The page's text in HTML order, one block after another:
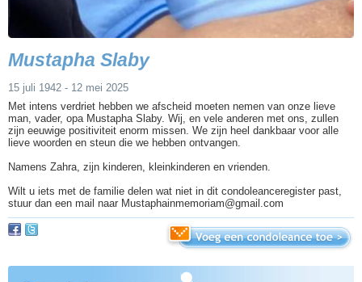
Mustapha Slaby
15 juli 1942 - 12 mei 2025
Met intens verdriet hebben we afscheid moeten nemen van onze lieve
man, vader, opa Mustapha Slaby. Wij, en vele anderen met ons, zullen
zijn eeuwige positiviteit enorm missen. We zijn heel dankbaar voor alle
lieve woorden en steun die we hebben ontvangen.
Namens Zahra, zijn kinderen, kleinkinderen en vrienden.
Wilt u iets met de familie delen wat niet in dit condoleanceregister past,
stuur dan een mail naar Mustaphainmemoriam@gmail.com